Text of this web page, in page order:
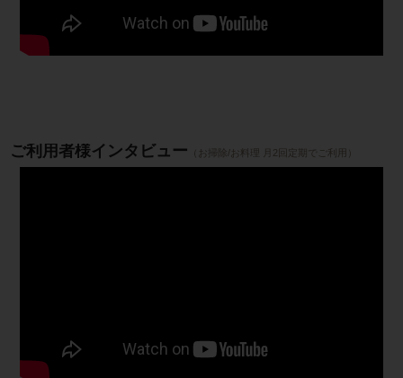
ご利用者様インタビュー （お掃除/お料理 月2回定期でご利用）